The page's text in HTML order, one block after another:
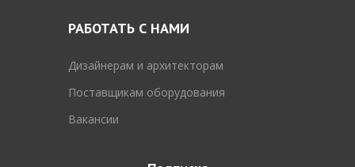
РАБОТАТЬ С НАМИ
Дизайнерам и архитекторам
Поставщикам оборудования
Вакансии